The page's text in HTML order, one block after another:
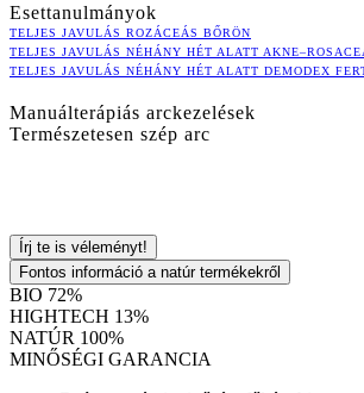
Esettanulmányok
TELJES JAVULÁS ROZÁCEÁS BŐRÖN
TELJES JAVULÁS NÉHÁNY HÉT ALATT
TELJES JAVULÁS NÉHÁNY HÉT ALATT DEMODEX
Manuálterápiás arckezelések
Természetesen szép arc
Írj te is véleményt!
Fontos információ a natúr termékekről
BIO 72%
HIGHTECH 13%
NATÚR 100%
MINŐSÉGI GARANCIA